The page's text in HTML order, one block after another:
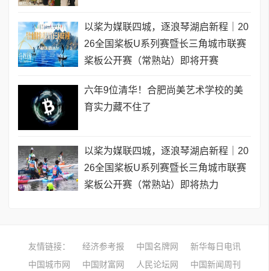
以桨为媒联四城，逐浪琴湖启新程｜20
26全国桨板U系列赛暨长三角城市联赛
桨板公开赛（常熟站）即将开赛
六年9位清华！合肥尚美艺术学校的美
育实力藏不住了
以桨为媒联四城，逐浪琴湖启新程｜20
26全国桨板U系列赛暨长三角城市联赛
桨板公开赛（常熟站）即将热力
友情链接： 经济参考报 中国名牌网
新华每日电讯
中国城市网
中国财富网 人民论坛网 中国新闻周刊